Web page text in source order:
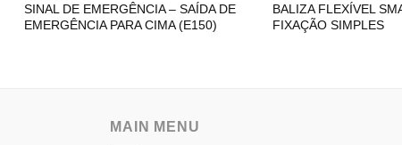
SINAL DE EMERGÊNCIA – SAÍDA DE
EMERGÊNCIA PARA CIMA (E150)
BALIZA FLEXÍVEL
FIXAÇÃO SIMPLES
MAIN MENU